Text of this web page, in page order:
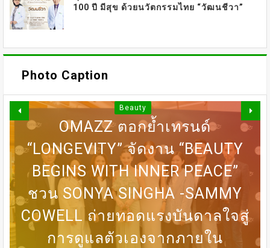
100 ปี มีสุข ด้วยนวัตกรรมไทย “วัฒนชีวา”
Photo Caption
BEDO เดินหน้าจัดกิจกรรมเจรจา
ธุรกิจ “BIO TRADE CONNECT
2026”
31 ก.ค เที่ยงตรง กดบัตรให้ทันนะ
เพื่อน โปรฯเสือคำราม 990บาท
ราคาเต็ม 1,800บาท
DERMASTER X MENTOR เปิดเวที
MASTERCLASS นานาชาติ​ แลก
เปลี่ยนองค์ความรู้ด้านศัลยกรรม
ความงาม
Beauty
OMAZZ ตอกย้ำเทรนด์
“LONGEVITY” จัดงาน “BEAUTY
BEGINS WITH INNER PEACE”
ชวน SONYA SINGHA -​SAMMY
COWELL ถ่ายทอดแรงบันดาลใจสู่
การดูแลตัวเองจากภายใน
DERMASTER เปิดเวทีแลกเปลี่ยน
ความเชี่ยวชาญด้านศัลยกรรม
ระดับนานาชาติ